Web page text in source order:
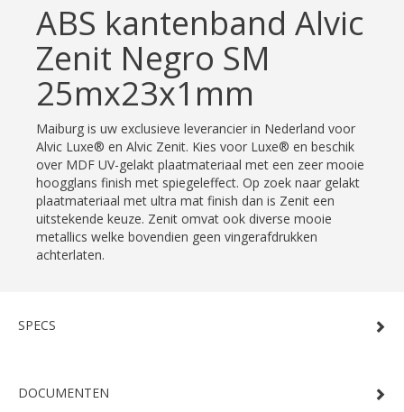
ABS kantenband Alvic
Zenit Negro SM
25mx23x1mm
Maiburg is uw exclusieve leverancier in Nederland voor
Alvic Luxe® en Alvic Zenit. Kies voor Luxe® en beschik
over MDF UV-gelakt plaatmateriaal met een zeer mooie
hoogglans finish met spiegeleffect. Op zoek naar gelakt
plaatmateriaal met ultra mat finish dan is Zenit een
uitstekende keuze. Zenit omvat ook diverse mooie
metallics welke bovendien geen vingerafdrukken
achterlaten.
SPECS
DOCUMENTEN